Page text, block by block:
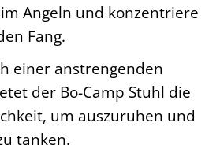
Angeln und konzentriere
Fang.
einer anstrengenden
der Bo-Camp Stuhl die
um auszuruhen und
tanken.